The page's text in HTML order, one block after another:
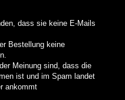
dass sie keine E-Mails
Bestellung keine
Meinung sind, dass die
ist und im Spam landet
ankommt